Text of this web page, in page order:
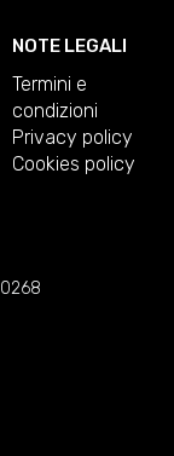
NOTE LEGALI
Termini e
condizioni
Privacy policy
Cookies policy